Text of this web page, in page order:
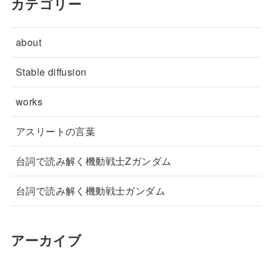
about
Stable diffusion
works
アスリートの言葉
台詞で読み解く機動戦士Zガンダム
台詞で読み解く機動戦士ガンダム
アーカイブ